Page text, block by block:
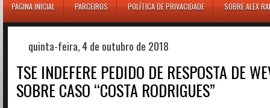
PÁGINA INICIAL PARCEIROS POLÍTICA DE PRIVACIDADE SOBRE ALEX
quinta-feira, 4 de outubro de 2018
TSE INDEFERE PEDIDO DE RESPOSTA DE
SOBRE CASO “COSTA RODRIGUES”